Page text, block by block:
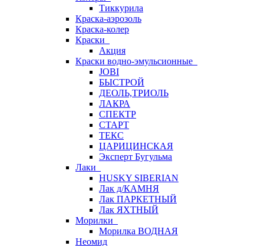
Тиккурила
Краска-аэрозоль
Краска-колер
Краски
Акция
Краски водно-эмульсионные
JOBI
БЫСТРОЙ
ДЕОЛЬ,ТРИОЛЬ
ЛАКРА
СПЕКТР
СТАРТ
ТЕКС
ЦАРИЦИНСКАЯ
Эксперт Бугульма
Лаки
HUSKY SIBERIAN
Лак д/КАМНЯ
Лак ПАРКЕТНЫЙ
Лак ЯХТНЫЙ
Морилки
Морилка ВОДНАЯ
Неомид